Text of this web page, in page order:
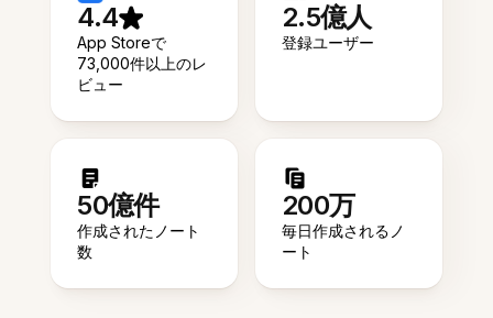
4.4
App Storeで
73,000件以上のレ
ビュー
2.5億人
登録ユーザー
50億件
作成されたノート
数
200万
毎日作成されるノ
ート